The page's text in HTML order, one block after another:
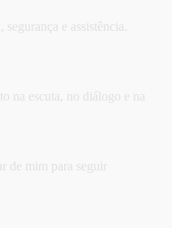
e assistência.
na escuta, no diálogo e na
de mim para seguir